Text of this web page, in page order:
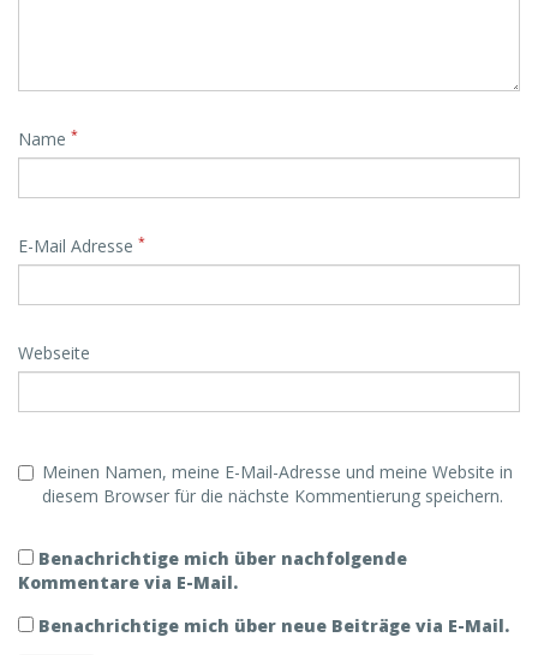
Name *
E-Mail Adresse *
Webseite
Meinen Namen, meine E-Mail-Adresse und meine Website in
diesem Browser für die nächste Kommentierung speichern.
Benachrichtige mich über nachfolgende
Kommentare via E-Mail.
Benachrichtige mich über neue Beiträge via E-Mail.